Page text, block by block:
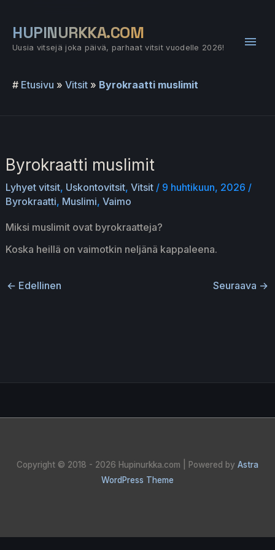
sisältöön
HUPINURKKA.COM
Uusia vitsejä joka päivä, parhaat vitsit vuodelle 2026!
# Etusivu » Vitsit » Byrokraatti muslimit
Byrokraatti muslimit
Lyhyet vitsit, Uskontovitsit, Vitsit/ 9 huhtikuun, 2026 /
Byrokraatti, Muslimi, Vaimo
Miksi muslimit ovat byrokraatteja?
Koska heillä on vaimotkin neljänä kappaleena.
← Edellinen Seuraava →
Copyright © 2018 - 2026 Hupinurkka.com | Powered by Astra
WordPress Theme